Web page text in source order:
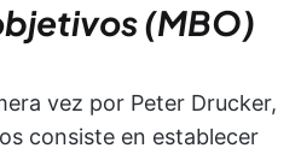
(MBO)
vez por Peter Drucker,
consiste en establecer